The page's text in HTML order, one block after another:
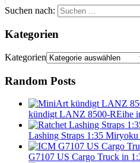
Suchen nach:
Kategorien
Kategorien
Random Posts
kündigt LANZ 8500-REihe
Lashing Straps 1:35
G7107 US Cargo Truck in